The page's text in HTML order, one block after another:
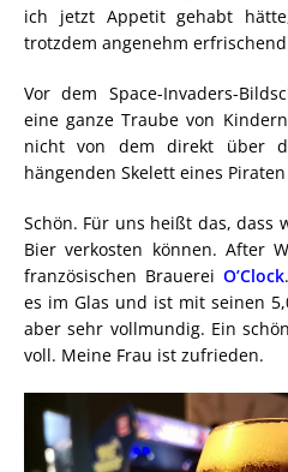
ich jetzt Appetit gehabt
trotzdem angenehm
Vor dem Space-Invaders-
eine ganze Traube von
nicht von dem direkt über
hängenden Skelett eines
Schön. Für uns heißt das, dass
Bier verkosten können. After
französischen BrauereiO’Clock
es im Glas und ist mit seinen
aber sehr vollmundig. Ein
voll. Meine Frau ist zufrieden.